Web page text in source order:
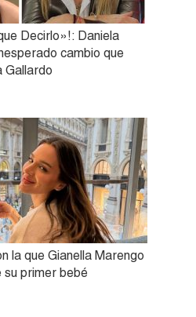
Decirlo»!: Daniela
cambio que
Gallardo
la que Gianella Marengo
su primer bebé